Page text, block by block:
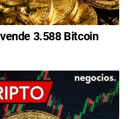
3.588 Bitcoin